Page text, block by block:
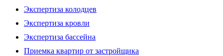
Экспертиза колодцев
Экспертиза кровли
Экспертиза бассейна
Приемка квартир от застройщика